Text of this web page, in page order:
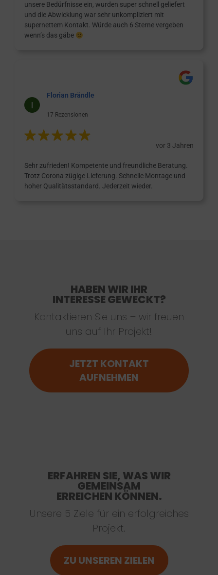
unsere Bedürfnisse ein, wurden super schnell geliefert
und die Abwicklung war sehr unkompliziert mit
supernettem Kontakt. Würde auch 6 Sterne vergeben
wenn’s das gäbe
Florian Brändle
17 Rezensionen
vor 3 Jahren
Sehr zufrieden! Kompetente und freundliche Beratung.
Trotz Corona zügige Lieferung. Schnelle Montage und
hoher Qualitätsstandard. Jederzeit wieder.
HABEN WIR IHR
INTERESSE GEWECKT?
Kontaktieren Sie uns – wir freuen
uns auf Ihr Projekt!
JETZT KONTAKT
AUFNEHMEN
ERFAHREN SIE, WAS WIR
GEMEINSAM
ERREICHEN KÖNNEN.
Unsere 5 Ziele für ein erfolgreiches
Projekt.
ZU UNSEREN ZIELEN